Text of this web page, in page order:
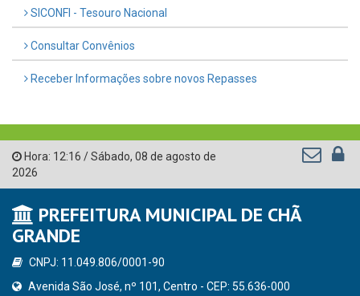
SICONFI - Tesouro Nacional
Consultar Convênios
Receber Informações sobre novos Repasses
Hora: 12:16 /Sábado, 08 de agosto de
2026
PREFEITURA MUNICIPAL DE CHÃ
GRANDE
CNPJ: 11.049.806/0001-90
Avenida São José, nº 101, Centro - CEP: 55.636-000